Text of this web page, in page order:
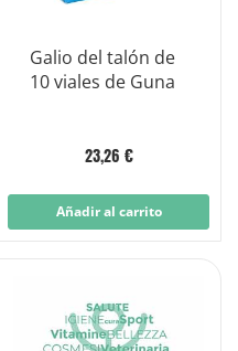
Galio del talón de
10 viales de Guna
23,26 €
Añadir al carrito